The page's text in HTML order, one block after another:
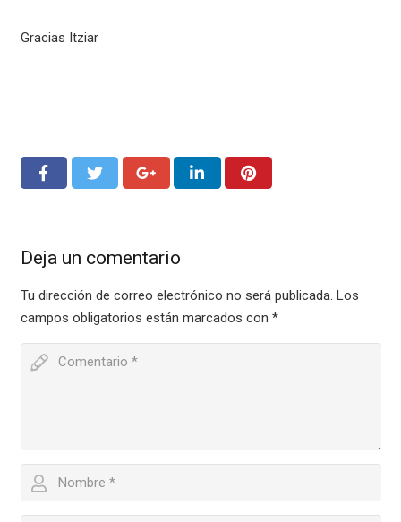
Gracias Itziar
Deja un comentario
Tu dirección de correo electrónico no será publicada. Los
campos obligatorios están marcados con *